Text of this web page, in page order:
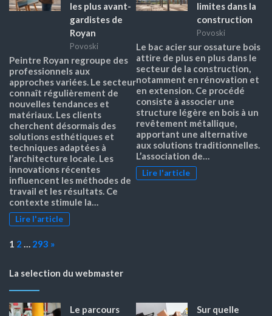
les plus avant-
gardistes de
Royan
Povoski
Peintre Royan regroupe des
professionnels aux
approches variées. Le secteur
connaît régulièrement de
nouvelles tendances et
matériaux. Les clients
cherchent désormais des
solutions esthétiques et
techniques adaptées à
l’architecture locale. Les
innovations récentes
influencent les méthodes de
travail et les résultats. Ce
contexte stimule la…
Lire l'article
limites dans la
construction
Povoski
Le bac acier sur ossature bois
attire de plus en plus dans le
secteur de la construction,
notamment en rénovation et
en extension. Ce procédé
consiste à associer une
structure légère en bois à un
revêtement métallique,
apportant une alternative
aux solutions traditionnelles.
L’association de…
Lire l'article
Page:
1 2 … 293 Next
»
La selection du webmaster
Le parcours
Sur quelle